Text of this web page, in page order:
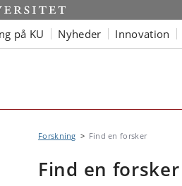
på KU Nyheder Innovation
Forskning Find en forsker
Find en forsker